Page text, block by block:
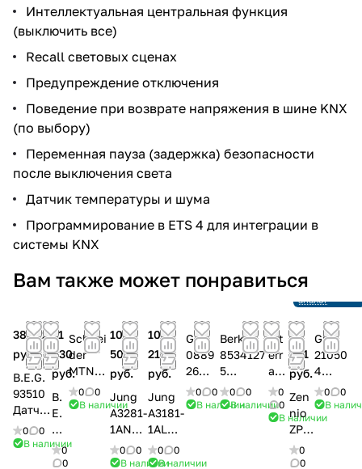
Интеллектуальная центральная функция
(выключить все)
Recall световых сценах
Предупреждение отключения
Поведение при возврате напряжения в шине KNX
(по выбору)
Переменная пауза (задержка) безопасности
после выключения света
Датчик температуры и шума
Программирование в ETS 4 для интеграции в
системы KNX
Вам также может понравиться
38 272
руб.
B.E.G.
93510
Датчи
к
прису
0
0
В наличии
31
630
руб.
B.
E.
G.
93
80
0
0
Schnei
der
MTN63
1625
Датчик
KNX
0
0
В наличии
102
506
руб.
Jung
A3281-
1ANM
Униве
рсаль
0
0
В наличии
104
210
руб.
Jung
A3181-
1AL
Униве
рсаль
0
0
В наличии
Gira
0889
26
Датч
ик
0
0
В наличии
Berker
8534127
5
Инфрак
расный
0
0
В наличии
Int
err
a
ITR
415
-
0
0
В наличии
производства
Ссылка на
32
281
руб.
Zen
nio
ZPD
EZT
PW
0
0
Gira
21050
4
Датчи
к
прису
0
0
В